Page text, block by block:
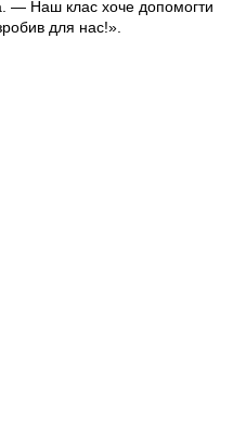
— Наш клас хоче допомогти
для нас!».